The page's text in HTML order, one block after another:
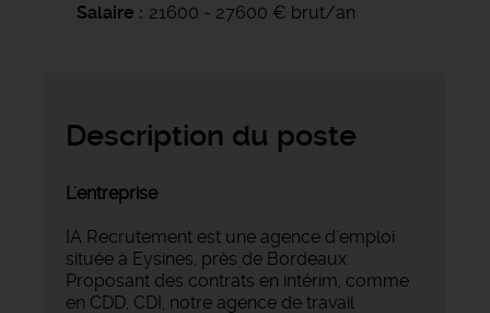
Salaire
21600 - 27600 € brut/an
Description du poste
L'entreprise
IA Recrutement est une agence d'emploi
située à Eysines, près de Bordeaux.
Proposant des contrats en intérim, comme
en CDD, CDI, notre agence de travail